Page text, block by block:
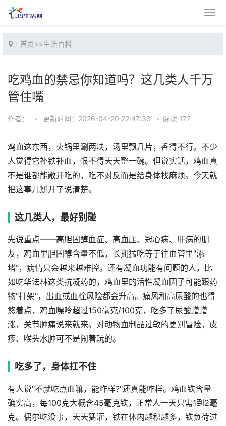
首页>>生活百科
吃鸡血的禁忌你知道吗？这几类人千万
管住嘴
作者： • 更新时间：2026-04-20 22:47:33 • 阅读 172
鸡血这东西，火锅里涮两块，汤里飘几片，香得不行。不少
人觉得它补铁补血，恨不得天天整一碗。但说实话，鸡血真
不是谁都能敞开吃的，吃不对反而是给身体找麻烦。今天就
把这事儿掰开了说清楚。
这几类人，最好别碰
先说重点——高胆固醇血症、高血压、冠心病、肝病的朋
友，鸡血里胆固醇含量不低，长期猛吃等于往血管里"添
堵"，病情只会越来越难控。还有凝血功能有问题的人，比
如吃华法林这类抗凝药的，鸡血里的活性凝血因子可能跟药
物"打架"，出血或血栓风险都会升高。痛风和高尿酸的也得
悠着点，鸡血嘌呤超过150毫克/100克，吃多了尿酸蹭蹭
涨，关节肿痛说来就来。对动物血制品过敏的更别冒险，皮
疹、喉头水肿可不是闹着玩的。
吃多了，身体扛不住
有人说"不就吃点血嘛，能咋样?"还真能咋样。鸡血铁含量
确实高，每100克大概含45毫克铁，正常人一天只需1到2毫
克。偶尔吃没事，天天猛灌，铁在体内越积越多，铁负荷过